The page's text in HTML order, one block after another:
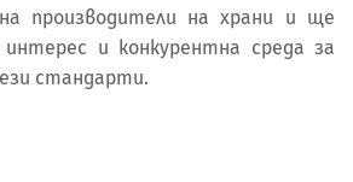
производители на храни и ще
интерес и конкурентна среда за
стандарти.